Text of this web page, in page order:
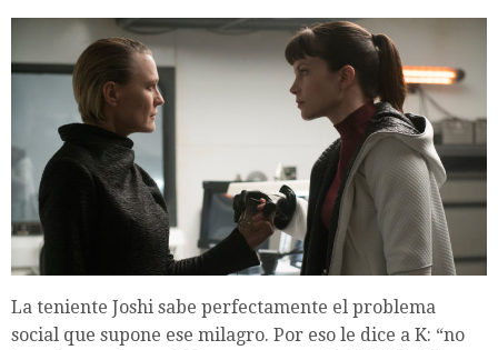
La teniente Joshi sabe perfectamente el problema
social que supone ese milagro. Por eso le dice a K: “no